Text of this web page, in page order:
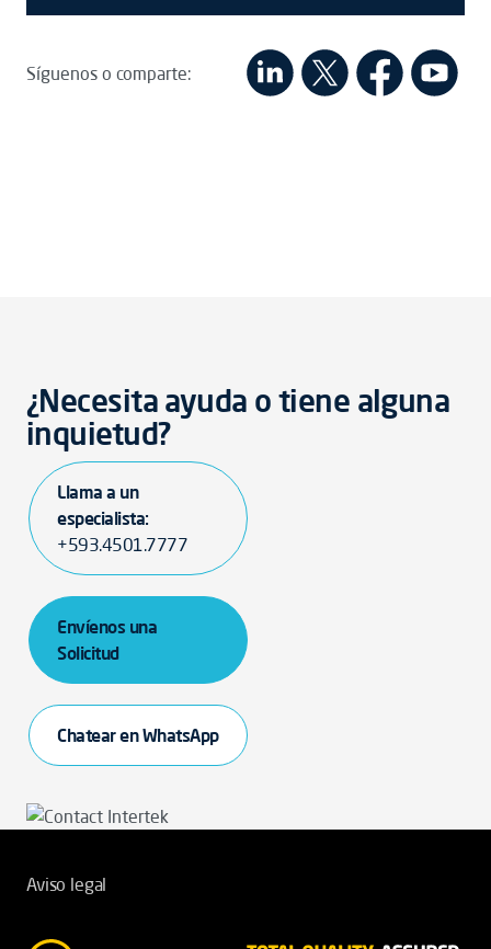
Síguenos o comparte:
¿Necesita ayuda o tiene alguna
inquietud?
Llama a un
especialista:
+593.4501.7777
Envíenos una
Solicitud
Chatear en WhatsApp
Aviso legal